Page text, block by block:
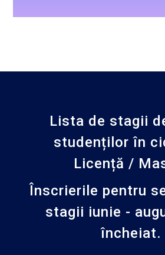
Lista de stagii
studenților în
Licență /
Înscrierile pentru
stagii iunie -
încheiat.